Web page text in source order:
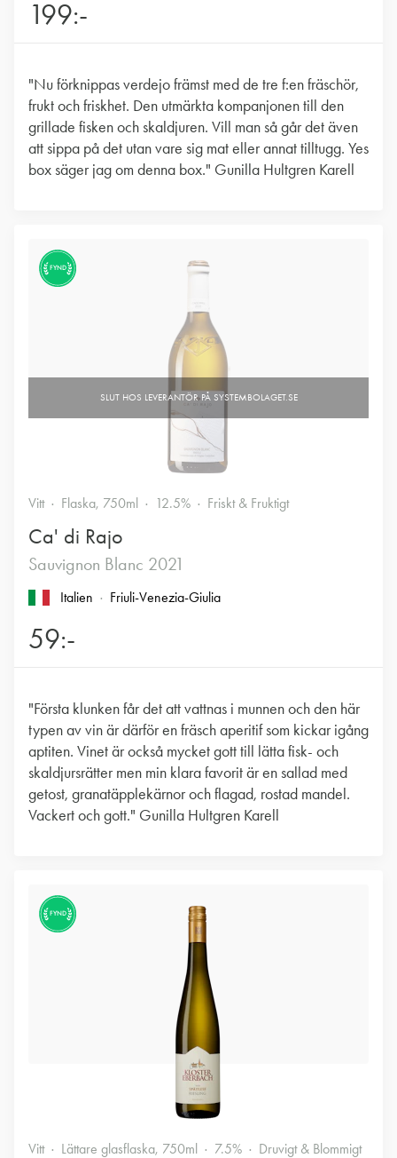
199:-
"Nu förknippas verdejo främst med de tre f:en fräschör,
frukt och friskhet. Den utmärkta kompanjonen till den
grillade fisken och skaldjuren. Vill man så går det även
att sippa på det utan vare sig mat eller annat tilltugg. Yes
box säger jag om denna box." Gunilla Hultgren Karell
FYND
Vitt Flaska, 750ml 12.5% Friskt & Fruktigt
Ca' di Rajo
Sauvignon Blanc 2021
Italien Friuli-Venezia-Giulia
59:-
"Första klunken får det att vattnas i munnen och den här
typen av vin är därför en fräsch aperitif som kickar igång
aptiten. Vinet är också mycket gott till lätta fisk- och
skaldjursrätter men min klara favorit är en sallad med
getost, granatäpplekärnor och flagad, rostad mandel.
Vackert och gott." Gunilla Hultgren Karell
FYND
Vitt Lättare glasflaska, 750ml 7.5% Druvigt & Blommigt